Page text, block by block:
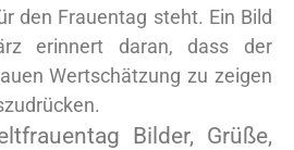
den Frauentag steht. Ein Bild
erinnert daran, dass der
Wertschätzung zu zeigen
Bilder, Grüße,